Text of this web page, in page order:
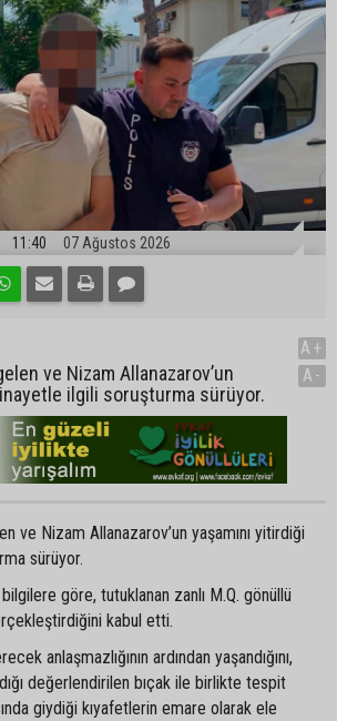
11:40 07 Ağustos 2026
ve Nizam Allanazarov’un
ilgili soruşturma sürüyor.
A+
A-
ve Nizam Allanazarov’un yaşamını yitirdiği
sürüyor.
göre, tutuklanan zanlı M.Q. gönüllü
kabul etti.
anlaşmazlığının ardından yaşandığını,
değerlendirilen bıçak ile birlikte tespit
giydiği kıyafetlerin emare olarak ele